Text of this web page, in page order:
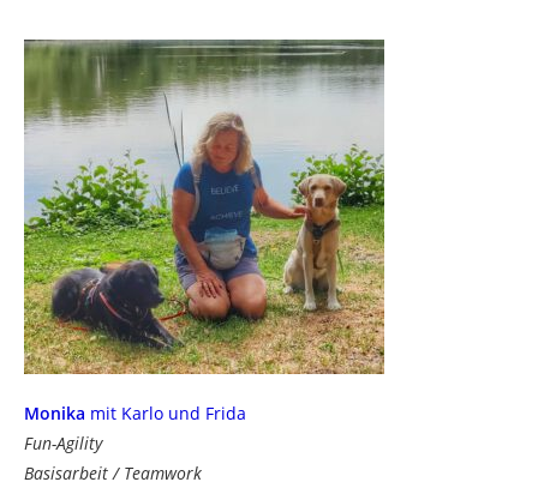
Monika mit Karlo und Frida
Fun-Agility
Basisarbeit / Teamwork